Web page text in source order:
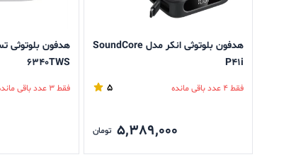
هدفون بلوتوثی انکر مدل SoundCore
P41i
فقط 4 عدد باقی مانده 5
5,389,000 تومان
6340TWS
فقط 3 عدد باقی مانده